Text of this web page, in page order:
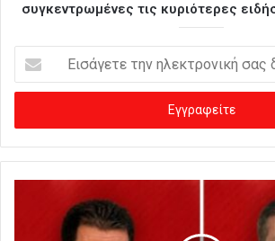
συγκεντρωμένες τις κυριότερες
σ
γ
ε